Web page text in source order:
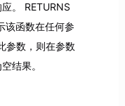
。 RETURNS
该函数在任何参
参数，则在参数
结果。